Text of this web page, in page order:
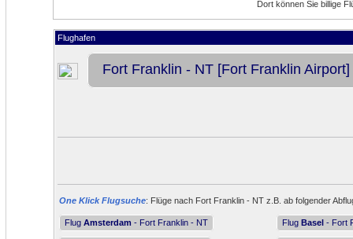
Dort können Sie billige
Flughafen
Fort Franklin - NT [Fort Franklin Airport]
One Klick Flugsuche: Flüge nach Fort Franklin - NT z.B. ab folgender
Flug Amsterdam - Fort Franklin - NT Flug Basel - Fort